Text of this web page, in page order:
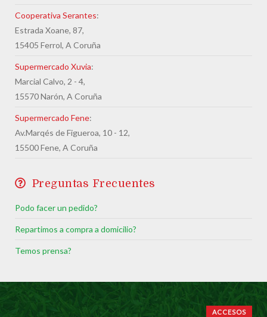
Cooperativa Serantes:
Estrada Xoane, 87,
15405 Ferrol, A Coruña
Supermercado Xuvia:
Marcial Calvo, 2 - 4,
15570 Narón, A Coruña
Supermercado Fene:
Av.Marqés de Figueroa, 10 - 12,
15500 Fene, A Coruña
Preguntas Frecuentes
Podo facer un pedido?
Repartimos a compra a domicilio?
Temos prensa?
ACCESOS